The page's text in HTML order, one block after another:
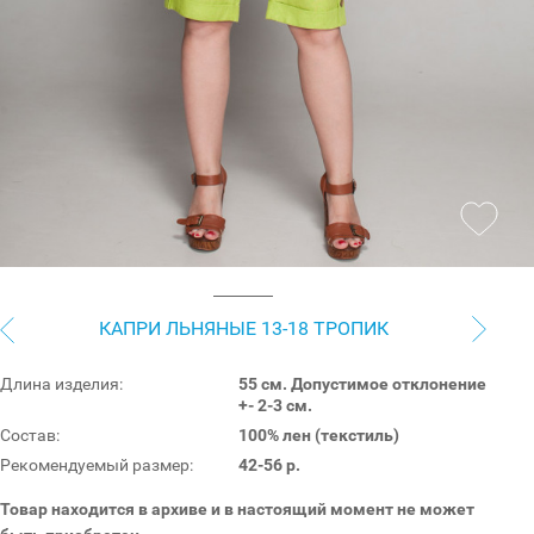
КАПРИ ЛЬНЯНЫЕ 13-18 ТРОПИК
Длина изделия:
55 см. Допустимое отклонение
+- 2-3 см.
Состав:
100% лен (текстиль)
Рекомендуемый размер:
42-56 р.
Товар находится в архиве и в настоящий момент не может